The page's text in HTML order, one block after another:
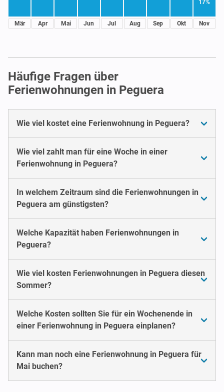
Mär Apr Mai Jun Jul Aug Sep Okt
17%
Nov
Häufige Fragen über
Ferienwohnungen in Peguera
Wie viel kostet eine Ferienwohnung in Peguera?
Wie viel zahlt man für eine Woche in einer
Ferienwohnung in Peguera?
In welchem Zeitraum sind die Ferienwohnungen in
Peguera am günstigsten?
Welche Kapazität haben Ferienwohnungen in
Peguera?
Wie viel kosten Ferienwohnungen in Peguera diesen
Sommer?
Welche Kosten sollten Sie für ein Wochenende in
einer Ferienwohnung in Peguera einplanen?
Kann man noch eine Ferienwohnung in Peguera für
Mai buchen?